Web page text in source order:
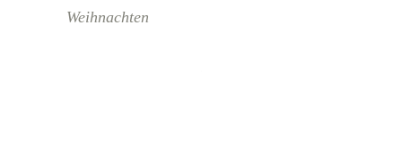
Weihnachten